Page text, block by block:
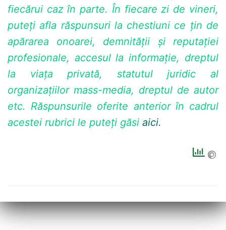
fiecărui caz în parte. În fiecare zi de vineri,
puteți afla răspunsuri la chestiuni ce țin de
apărarea onoarei, demnității și reputației
profesionale, accesul la informație, dreptul
la viața privată, statutul juridic al
organizațiilor mass-media, dreptul de autor
etc. Răspunsurile oferite anterior în cadrul
acestei rubrici le puteți găsiaici.